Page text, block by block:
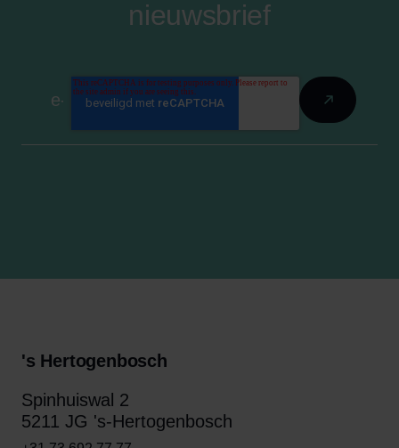
nieuwsbrief
's Hertogenbosch
Spinhuiswal 2
5211 JG 's-Hertogenbosch